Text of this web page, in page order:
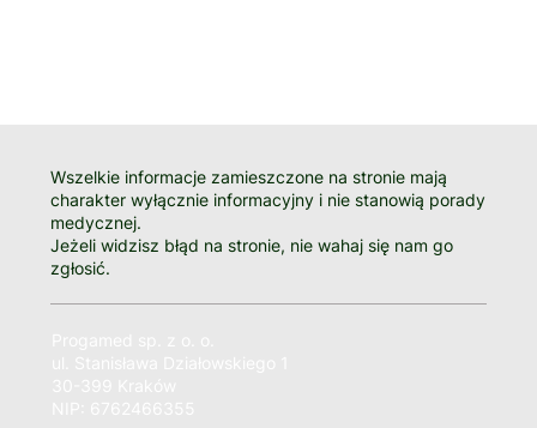
Wszelkie informacje zamieszczone na stronie mają
charakter wyłącznie informacyjny i nie stanowią porady
medycznej.
Jeżeli widzisz błąd na stronie, nie wahaj się nam go
zgłosić.